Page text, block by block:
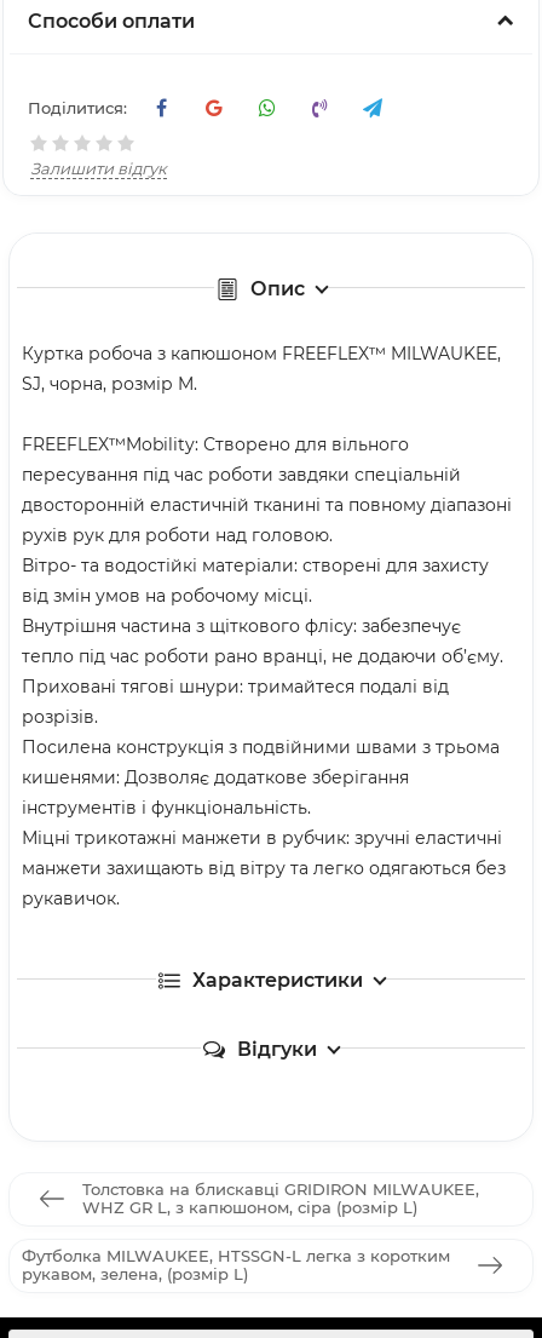
Способи оплати
Поділитися:
Залишити відгук
Опис
Куртка робоча з капюшоном FREEFLEX™ MILWAUKEE,
SJ, чорна, розмір M.
FREEFLEX™Mobility: Створено для вільного
пересування під час роботи завдяки спеціальній
двосторонній еластичній тканині та повному діапазоні
рухів рук для роботи над головою.
Вітро- та водостійкі матеріали: створені для захисту
від змін умов на робочому місці.
Внутрішня частина з щіткового флісу: забезпечує
тепло під час роботи рано вранці, не додаючи об’єму.
Приховані тягові шнури: тримайтеся подалі від
розрізів.
Посилена конструкція з подвійними швами з трьома
кишенями: Дозволяє додаткове зберігання
інструментів і функціональність.
Міцні трикотажні манжети в рубчик: зручні еластичні
манжети захищають від вітру та легко одягаються без
рукавичок.
Характеристики
Відгуки
Толстовка на блискавці GRIDIRON MILWAUKEE,
WHZ GR L, з капюшоном, сіра (розмір L)
Футболка MILWAUKEE, HTSSGN-L легка з коротким
рукавом, зелена, (розмір L)